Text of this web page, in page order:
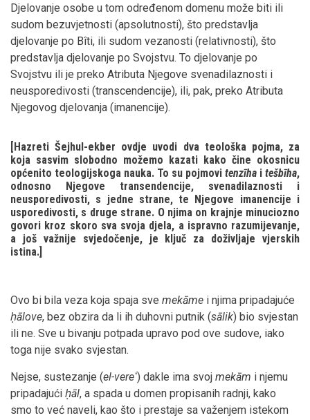
Djelovanje osobe u tom određenom domenu može biti ili
sudom bezuvjetnosti (apsolutnosti), što predstavlja
djelovanje po Bîti, ili sudom vezanosti (relativnosti), što
predstavlja djelovanje po Svojstvu. To djelovanje po
Svojstvu ili je preko Atributa Njegove svenadilaznosti i
neusporedivosti (transcendencije), ili, pak, preko Atributa
Njegovog djelovanja (imanencije).
[Hazreti Šejhul-ekber ovdje uvodi dva teološka pojma, za
koja sasvim slobodno možemo kazati kako čine okosnicu
općenito teologijskoga nauka. To su pojmovi tenzīha i tešbīha,
odnosno Njegove transendencije, svenadilaznosti i
neusporedivosti, s jedne strane, te Njegove imanencije i
usporedivosti, s druge strane. O njima on krajnje minuciozno
govori kroz skoro sva svoja djela, a ispravno razumijevanje,
a još važnije svjedočenje, je ključ za doživljaje vjerskih
istina.]
Ovo bi bila veza koja spaja sve mekāme i njima pripadajuće
ḥālove, bez obzira da li ih duhovni putnik (sālik) bio svjestan
ili ne. Sve u bivanju potpada upravo pod ove sudove, iako
toga nije svako svjestan.
Nejse, sustezanje (el-vereʻ) dakle ima svoj mekām i njemu
pripadajući ḥāl, a spada u domen propisanih radnji, kako
smo to već naveli, kao što i prestaje sa važenjem istekom